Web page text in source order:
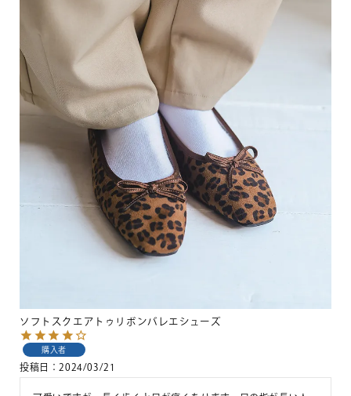
ソフトスクエアトゥリボンバレエシューズ
購入者
投稿日 2024/03/21